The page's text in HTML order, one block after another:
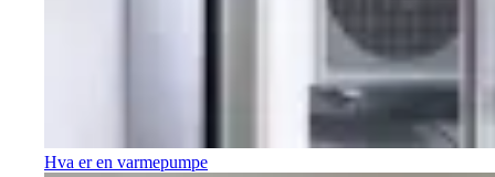
Hva er en varmepumpe